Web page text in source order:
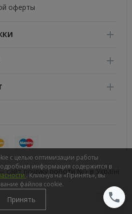
оферты
сайт пошуку роботи №1 в Україні
с целью оптимизации работы
информация содержится в
. Кликнув на «Принять», вы
файлов cookie.
Принять